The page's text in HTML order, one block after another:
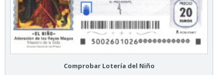
Comprobar Lotería del Niño